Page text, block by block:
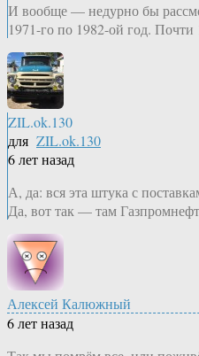
И вообще — недурно бы
1971-го по 1982-ой год. Почти
ZIL.ok.130
для ZIL.ok.130
6 лет назад
А, да: вся эта штука с
Да, вот так — там
Алексей Калюжный
6 лет назад